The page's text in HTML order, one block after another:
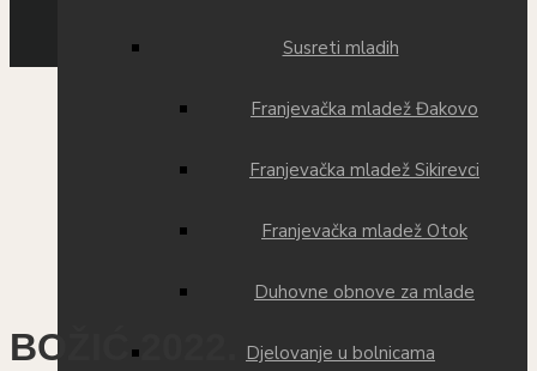
Susreti mladih
Franjevačka mladež Đakovo
Franjevačka mladež Sikirevci
Franjevačka mladež Otok
Duhovne obnove za mlade
Djelovanje u bolnicama
BOŽIĆ 2022.